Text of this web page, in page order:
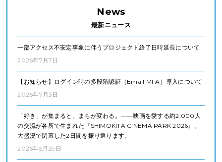
News
最新ニュース
一部アクセス不安定事象に伴うプロジェクト終了日時延長について
2026年7月7日
【お知らせ】ログイン時の多段階認証（Email MFA）導入について
2026年7月3日
「好き」が集まると、まちが変わる。——映画を愛する約2,000人
の交流が各所で生まれた『SHIMOKITA CINEMA PARK 2026』。
大盛況で閉幕した2日間を振り返ります。
2026年5月29日